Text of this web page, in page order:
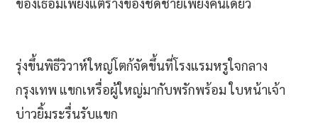
ของเธอมีเพียงแต่ร่างของชัดชายเพียงคนเดียว
รุ่งขึ้นพิธีวิวาห์ใหญ่โตก้จัดขึ้นที่โรงแรมหรูใจกลาง
กรุงเทพ แขกเหรื่อผู้ใหญ่มากับพรักพร้อม ใบหน้าเจ้า
บ่าวยิ้มระรื่นรับแขก